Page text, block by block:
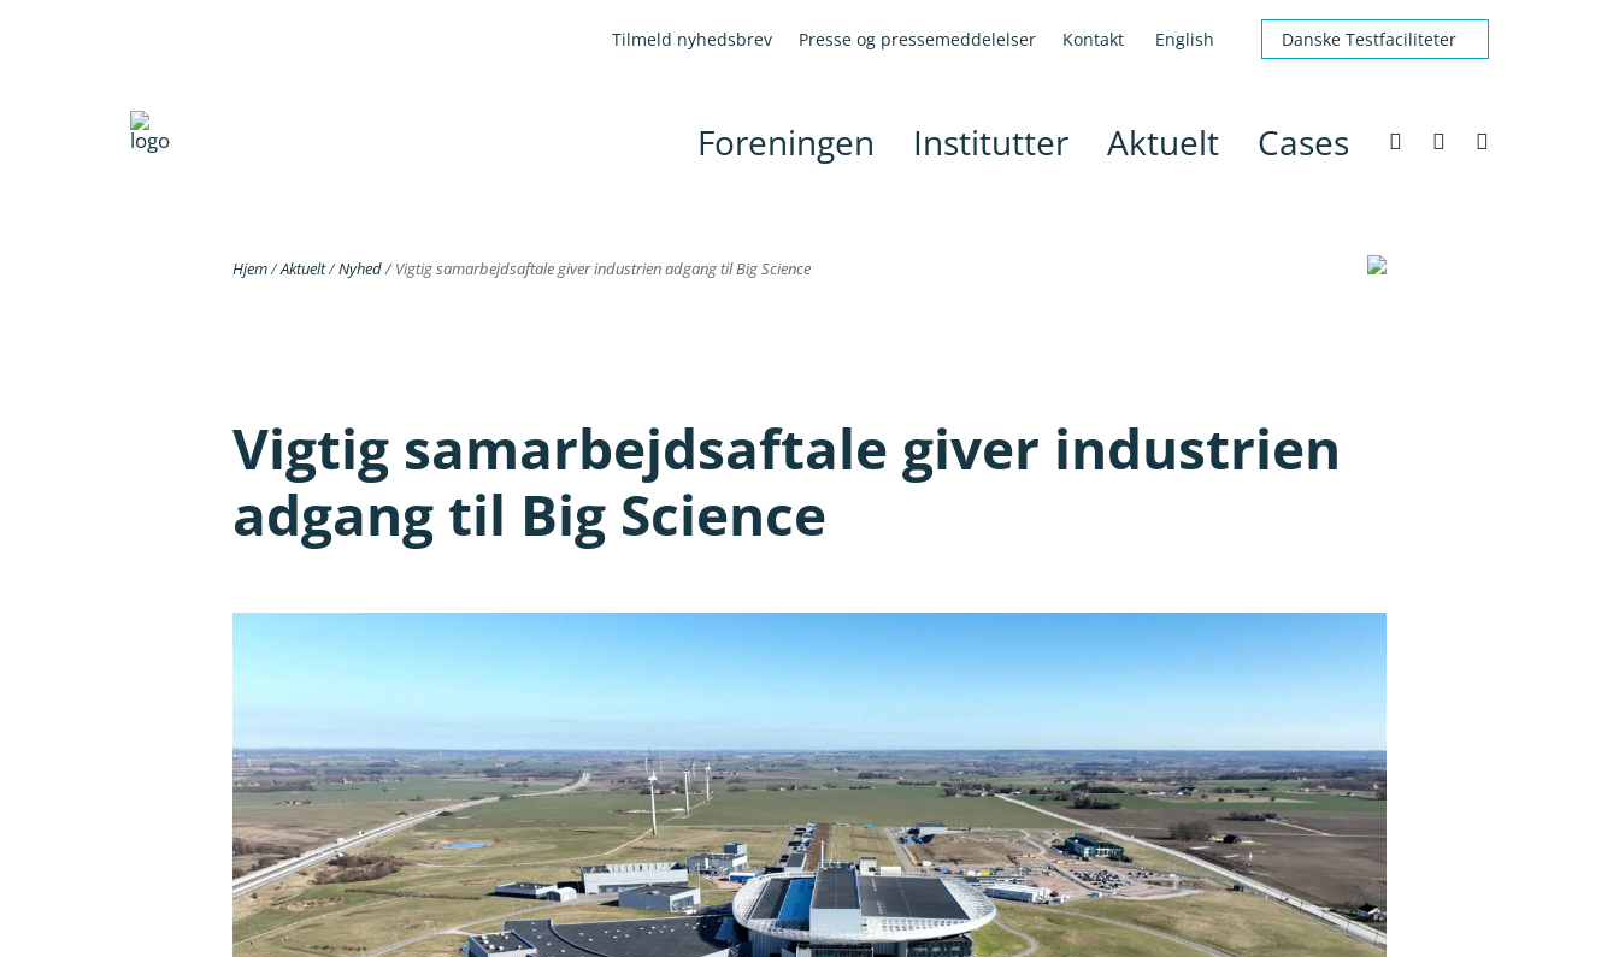
Tilmeld nyhedsbrev Presse og pressemeddelelser Kontakt English Danske Testfaciliteter
Foreningen Institutter Aktuelt Cases
Hjem/Aktuelt/Nyhed/Vigtig samarbejdsaftale giver industrien adgang til Big Science
Vigtig samarbejdsaftale giver industrien
adgang til Big Science